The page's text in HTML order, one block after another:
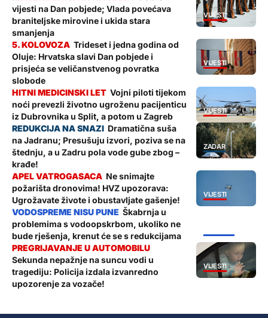
VIJESTI
vijesti na Dan pobjede; Vlada povećava
braniteljske mirovine i ukida stara
smanjenja
VIJESTI
Trideset i jedna godina od
Oluje: Hrvatska slavi Dan pobjede i
prisjeća se veličanstvenog povratka
slobode
VIJESTI
Vojni piloti tijekom
noći prevezli životno ugroženu pacijenticu
iz Dubrovnika u Split, a potom u Zagreb
ZADAR
Dramatična suša
na Jadranu; Presušuju izvori, poziva se na
štednju, a u Zadru pola vode gube zbog –
krađe!
VIJESTI
Ne snimajte
požarišta dronovima! HVZ upozorava:
Ugrožavate živote i obustavljate gašenje!
Škabrnja u
problemima s vodoopskrbom, ukoliko ne
bude rješenja, krenut će se s redukcijama
VIJESTI
Sekunda nepažnje na suncu vodi u
tragediju: Policija izdala izvanredno
upozorenje za vozače!